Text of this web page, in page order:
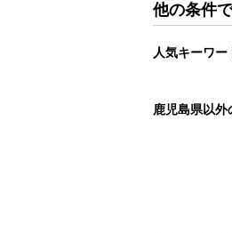
他の条件
人気キーワー
鹿児島県以